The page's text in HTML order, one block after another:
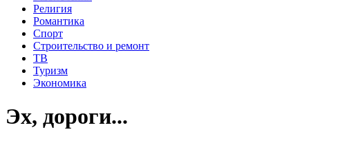
Религия
Романтика
Спорт
Строительство и ремонт
ТВ
Туризм
Экономика
Эх, дороги...